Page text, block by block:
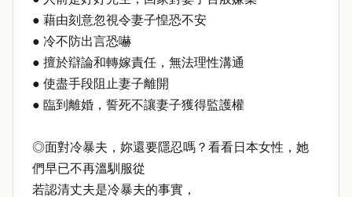
● 藉由刻意忽視令妻子惶恐不安
● 冷不防出言恐嚇
● 擅於辯論和轉嫁責任，無法理性溝通
● 使盡手段阻止妻子離開
● 臨到離婚，誓死不讓妻子獲得監護權
◎面對冷暴夫，妳還要隱忍嗎？看看日本女性，她
們早已不再溫馴服從
若認清丈夫是冷暴夫的事實，